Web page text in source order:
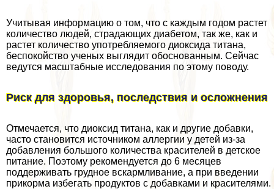
Учитывая информацию о том, что с каждым годом растет
количество людей, страдающих диабетом, так же, как и
растет количество употрeбляемого диоксида титана,
беспокойство ученых выглядит обоснованным. Сейчас
ведутся масштабные исследования по этому поводу.
Риск для здоровья, последствия и осложнения
Отмечается, что диоксид титана, как и другие добавки,
часто становится источником аллергии у детей из-за
добавления большого количества красителей в детское
питание. Поэтому рекомендуется до 6 месяцев
поддерживать грудное вскармливание, а при введении
прикорма избегать продуктов с добавками и красителями.